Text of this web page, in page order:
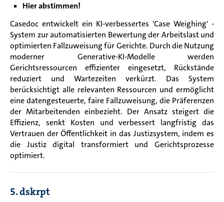
Hier abstimmen!
Casedoc entwickelt ein KI-verbessertes 'Case Weighing' -
System zur automatisierten Bewertung der Arbeitslast und
optimierten Fallzuweisung für Gerichte. Durch die Nutzung
moderner Generative-KI-Modelle werden
Gerichtsressourcen effizienter eingesetzt, Rückstände
reduziert und Wartezeiten verkürzt. Das System
berücksichtigt alle relevanten Ressourcen und ermöglicht
eine datengesteuerte, faire Fallzuweisung, die Präferenzen
der Mitarbeitenden einbezieht. Der Ansatz steigert die
Effizienz, senkt Kosten und verbessert langfristig das
Vertrauen der Öffentlichkeit in das Justizsystem, indem es
die Justiz digital transformiert und Gerichtsprozesse
optimiert.
5. dskrpt